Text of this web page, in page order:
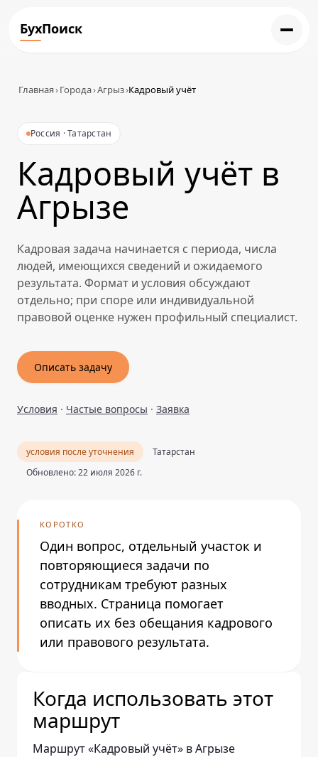
БухПоиск
Главная›Города›Агрыз›Кадровый учёт
Россия · Татарстан
Кадровый учёт в
Агрызе
Кадровая задача начинается с периода, числа
людей, имеющихся сведений и ожидаемого
результата. Формат и условия обсуждают
отдельно; при споре или индивидуальной
правовой оценке нужен профильный специалист.
Описать задачу
Условия · Частые вопросы · Заявка
условия после уточнения
Татарстан
Обновлено: 22 июля 2026 г.
КОРОТКО
Один вопрос, отдельный участок и
повторяющиеся задачи по
сотрудникам требуют разных
вводных. Страница помогает
описать их без обещания кадрового
или правового результата.
Когда использовать этот
маршрут
Маршрут «Кадровый учёт» в Агрызе